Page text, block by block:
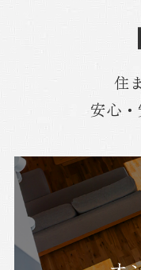
住
安心